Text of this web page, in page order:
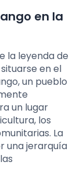
en la
la leyenda de
en el
un pueblo
un lugar
los
La
una jerarquía